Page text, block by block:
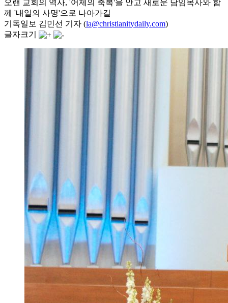
오랜 교회의 역사, '어제의 축복'을 안고 새로운 담임목사와 함
께 '내일의 사명'으로 나아가길
기독일보 김민선 기자 (la@christianitydaily.com)
글자크기